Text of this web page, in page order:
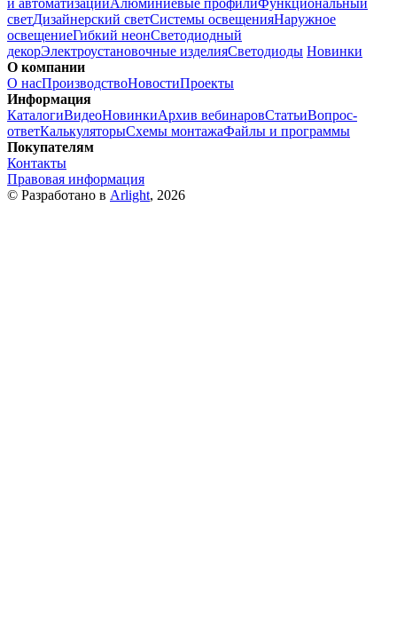
и автоматизацииАлюминиевые профилиФункциональный
светДизайнерский светСистемы освещенияНаружное
освещениеГибкий неонСветодиодный
декорЭлектроустановочные изделияСветодиоды Новинки
О компании
О насПроизводствоНовостиПроекты
Информация
КаталогиВидеоНовинкиАрхив вебинаровСтатьиВопрос-
ответКалькуляторыСхемы монтажаФайлы и программы
Покупателям
Контакты
Правовая информация
© Разработано в Arlight, 2026